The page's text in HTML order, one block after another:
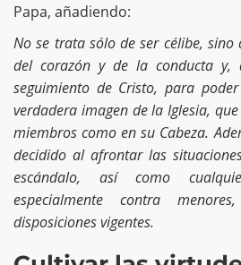
Papa, añadiendo:
No se trata sólo de ser célibe,
del corazón y de la conducta y,
seguimiento de Cristo, para
verdadera imagen de la Iglesia,
miembros como en su Cabeza.
decidido al afrontar las
escándalo, así como
especialmente contra
disposiciones vigentes.